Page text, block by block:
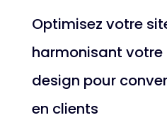
Optimisez votre
harmonisant votre
design pour
en clients